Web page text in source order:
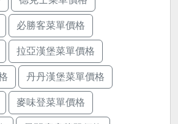
必勝客菜單價格
拉亞漢堡菜單價格
丹丹漢堡菜單價格
麥味登菜單價格